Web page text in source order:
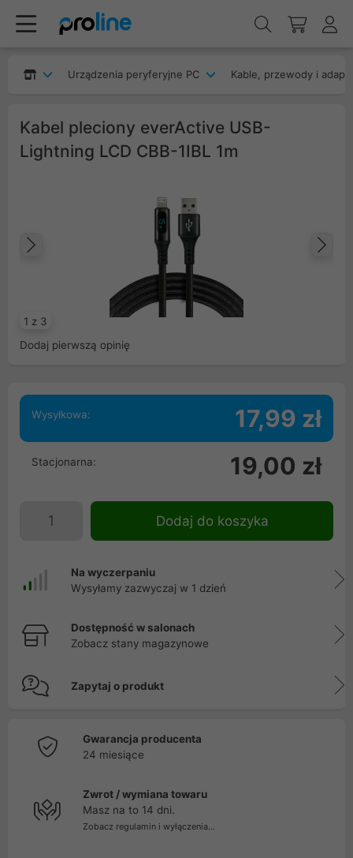
Urządzenia peryferyjne PC Kable, przewody i
Kabel pleciony everActive USB-
Lightning LCD CBB-1IBL 1m
1 z 3
Dodaj pierwszą opinię
Wysyłkowa: 17,99 zł
Stacjonarna: 19,00 zł
Dodaj do koszyka
Na wyczerpaniu
Wysyłamy zazwyczaj w 1 dzień
Dostępność w salonach
Zobacz stany magazynowe
Zapytaj o produkt
Gwarancja producenta
24 miesiące
Zwrot / wymiana towaru
Masz na to 14 dni.
Zobacz regulamin i wyłączenia...